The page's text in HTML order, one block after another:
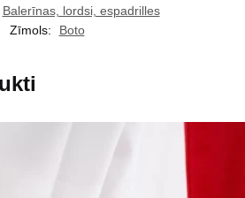
Balerīnas, lordsi, espadrilles
Zīmols:
Boto